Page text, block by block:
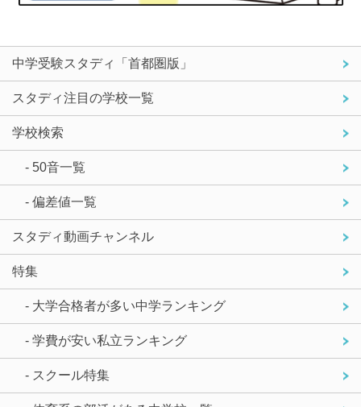
中学受験スタディ「首都圏版」
スタディ注目の学校一覧
学校検索
- 50音一覧
- 偏差値一覧
スタディ動画チャンネル
特集
- 大学合格者が多い中学ランキング
- 学費が安い私立ランキング
- スクール特集